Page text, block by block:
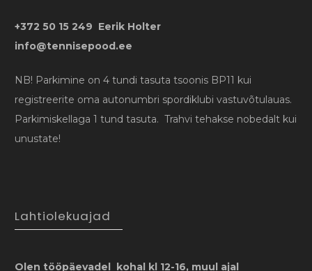
+372 50 15 249 Eerik Holter
info@tennisepood.ee
NB! Parkimine on 4 tundi tasuta tsoonis BP11 kui
registreerite oma autonumbri spordiklubi vastuvõtulauas.
Parkimiskellaga 1 tund tasuta. Trahvi tehakse nobedalt kui
unustate!
Lahtiolekuajad
Olen tööpäevadel kohal kl 12-16, muul ajal